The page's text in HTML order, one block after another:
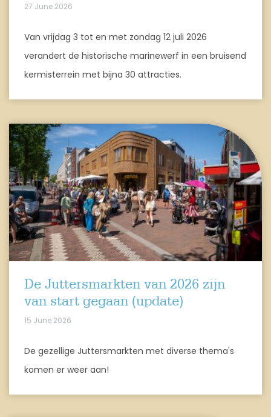
27 June 2026
Van vrijdag 3 tot en met zondag 12 juli 2026
verandert de historische marinewerf in een bruisend
kermisterrein met bijna 30 attracties.
De Juttersmarkten van 2026 zijn
van start gegaan (update)
15 June 2026
De gezellige Juttersmarkten met diverse thema's
komen er weer aan!